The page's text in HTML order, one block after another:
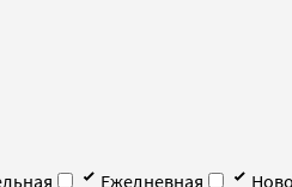
Ежедневная